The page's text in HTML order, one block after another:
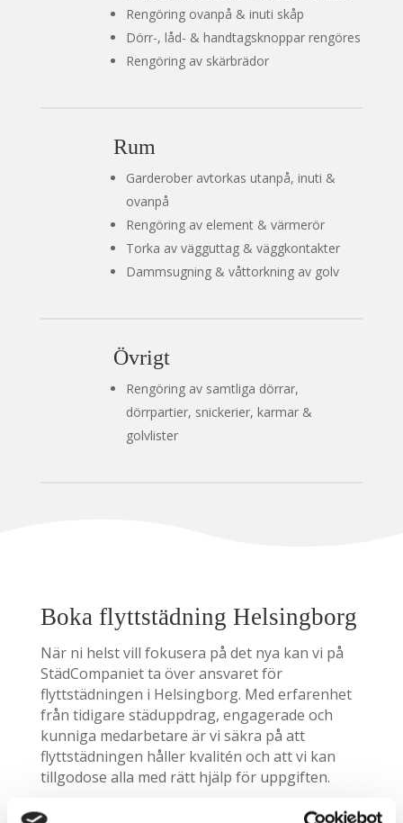
Rengöring ovanpå & inuti skåp
Dörr-, låd- & handtagsknoppar rengöres
Rengöring av skärbrädor
Rum
Garderober avtorkas utanpå, inuti &
ovanpå
Rengöring av element & värmerör
Torka av vägguttag & väggkontakter
Dammsugning & våttorkning av golv
Övrigt
Rengöring av samtliga dörrar,
dörrpartier, snickerier, karmar &
golvlister
Boka flyttstädning Helsingborg
När ni helst vill fokusera på det nya kan vi på
StädCompaniet ta över ansvaret för
flyttstädningen i Helsingborg. Med erfarenhet
från tidigare städuppdrag, engagerade och
kunniga medarbetare är vi säkra på att
flyttstädningen håller kvalitén och att vi kan
tillgodose alla med rätt hjälp för uppgiften.
Vi vet hur vi ska bemöta våra kunders alla